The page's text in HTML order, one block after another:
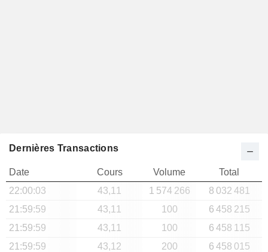
Dernières Transactions
Date Cours Volume
Total
22:00:03
43,11 1 574 266
8 032 481
21:59:59
43,11 100
6 458 215
21:59:59
43,11 100
6 458 115
21:59:59
43,12 200
6 458 015